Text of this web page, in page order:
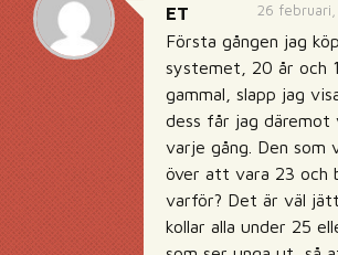
26
ET
Första gången jag
systemet, 20 år och
gammal, slapp jag
dess får jag däremot
varje gång. Den som
över att vara 23 och
varför? Det är väl
kollar alla under 25